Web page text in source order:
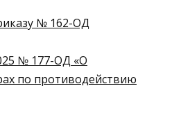
№ 162-ОД
№ 177-ОД «О
по противодействию